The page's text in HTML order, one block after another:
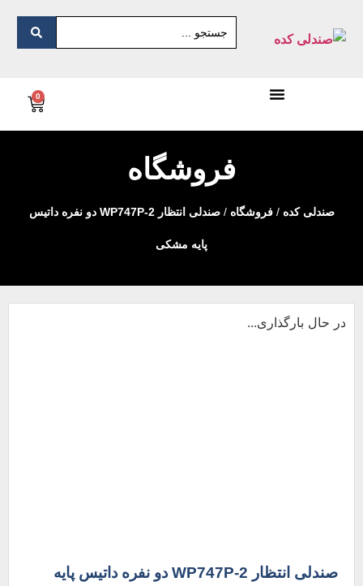
0
فروشگاه
صندلی کده/فروشگاه/ صندلی انتظار WP747P-2 دو نفره داتیس
پایه مشکی
در حال بارگذاری...
صندلی انتظار WP747P-2 دو نفره داتیس پایه